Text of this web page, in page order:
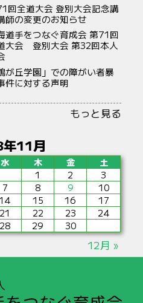
回全道大会 登別大会記念講
師の変更のお知らせ
道手をつなぐ育成会 第71回
大会 登別大会 第32回本人
が丘学園」での障がい者暴
件に対する声明
もっと見る
11月
水 木 金
土
1
2
3
7 8 9
10
15 16
17
21 22 23
24
28 29 30
12月 »